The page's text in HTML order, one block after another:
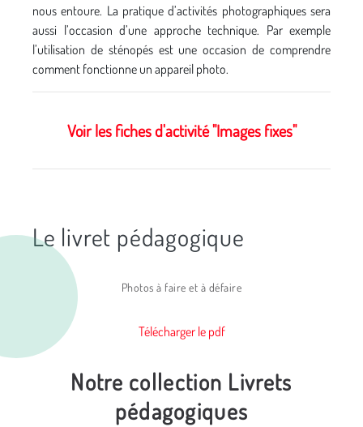
nous entoure. La pratique d’activités photographiques sera
aussi l’occasion d’une approche technique. Par exemple
l’utilisation de sténopés est une occasion de comprendre
comment fonctionne un appareil photo.
Voir les fiches d'activité "Images fixes"
Le livret pédagogique
Photos à faire et à défaire
Télécharger le pdf
Notre collection Livrets
pédagogiques